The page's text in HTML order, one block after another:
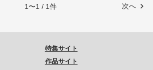
次へ
1〜1 / 1件
特集サイト
作品サイト